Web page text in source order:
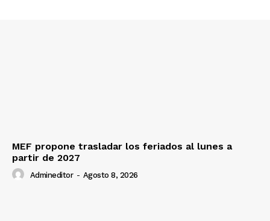
MEF propone trasladar los feriados al lunes a
partir de 2027
Admineditor - Agosto 8, 2026